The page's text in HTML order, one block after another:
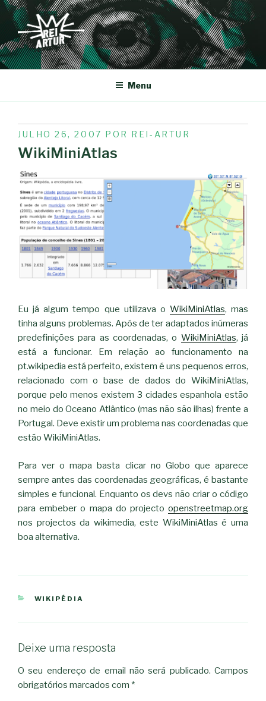
Saltar
para
conteúdo
REI-ARTUR
Menu
PUBLICADO
EM
JULHO 26, 2007 POR REI-ARTUR
WikiMiniAtlas
Eu já algum tempo que utilizava o WikiMiniAtlas, mas
tinha alguns problemas. Após de ter adaptados inúmeras
predefinições para as coordenadas, o WikiMiniAtlas, já
está a funcionar. Em relação ao funcionamento na
pt.wikipedia está perfeito, existem é uns pequenos erros,
relacionado com o base de dados do WikiMiniAtlas,
porque pelo menos existem 3 cidades espanhola estão
no meio do Oceano Atlântico (mas não são ilhas) frente a
Portugal. Deve existir um problema nas coordenadas que
estão WikiMiniAtlas.
Para ver o mapa basta clicar no Globo que aparece
sempre antes das coordenadas geográficas, é bastante
simples e funcional. Enquanto os devs não criar o código
para embeber o mapa do projecto openstreetmap.org
nos projectos da wikimedia, este WikiMiniAtlas é uma
boa alternativa.
CATEGORIAS
WIKIPÉDIA
Deixe uma resposta
O seu endereço de email não será publicado. Campos
obrigatórios marcados com *